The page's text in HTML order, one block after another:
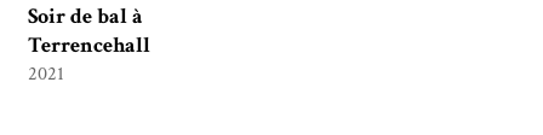
Soir de bal à
Terrencehall
2021